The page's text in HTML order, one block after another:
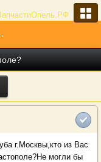
г.Москвы,кто из Вас
могли бы